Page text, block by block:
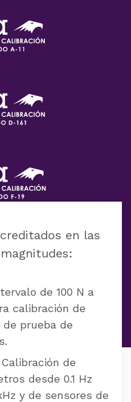
en las
de 100 N a
calibración de
de prueba de
de
desde 0.1 Hz
y de sensores de